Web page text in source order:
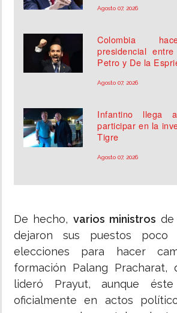
Agosto 07, 2026
Colombia
presidencial
Petro y De la
Agosto 07, 2026
Infantino llega
participar en la
Tigre
Agosto 07, 2026
De hecho, varios ministros de
dejaron sus puestos
elecciones para hacer
formación Palang Pracharat,
lideró Prayut, aunque
oficialmente en actos